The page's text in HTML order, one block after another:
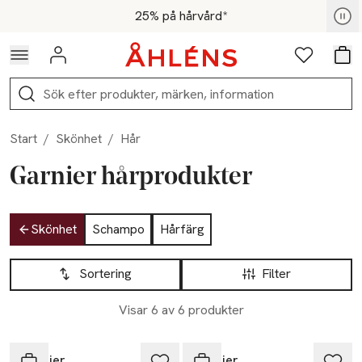
Hoppa till navigationsmenyn25% på hårvård*
För medlemmar - Shoppa nu
Logga in Favoriter
Sök
Start / Skönhet / Hår
Garnier hårprodukter
Hoppa till produktsidan
Skönhet Schampo
Hårfärg
Hoppa till produktsidan
Filter
Sortering
Visar 6 av 6 produkter
Lista över produkter